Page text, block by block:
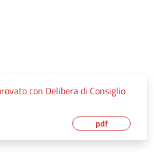
con Delibera di Consiglio
pdf